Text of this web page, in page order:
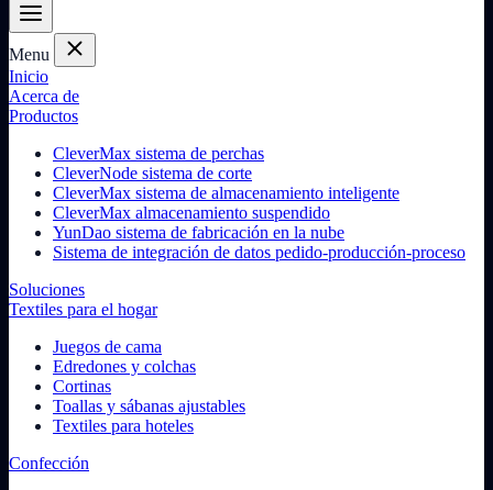
Menu
Inicio
Acerca de
Productos
CleverMax sistema de perchas
CleverNode sistema de corte
CleverMax sistema de almacenamiento inteligente
CleverMax almacenamiento suspendido
YunDao sistema de fabricación en la nube
Sistema de integración de datos pedido-producción-proceso
Soluciones
Textiles para el hogar
Juegos de cama
Edredones y colchas
Cortinas
Toallas y sábanas ajustables
Textiles para hoteles
Confección